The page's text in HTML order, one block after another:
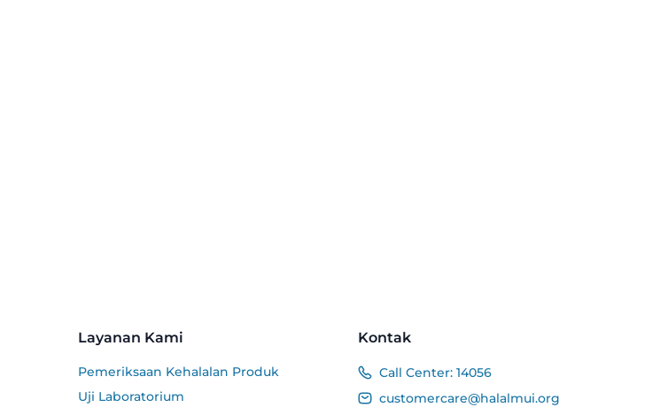
Layanan Kami
Pemeriksaan Kehalalan Produk
Uji Laboratorium
Kontak
Call Center: 14056
customercare@halalmui.org